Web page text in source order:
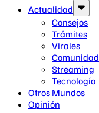
Actualidad
Consejos
Trámites
Virales
Comunidad
Streaming
Tecnología
Otros Mundos
Opinión